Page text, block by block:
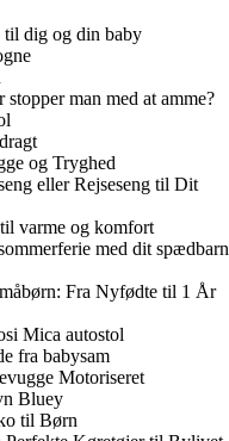
til dig og din baby
man med at amme?
og Tryghed
eller Rejseseng til Dit
varme og komfort
med dit spædbarn
Fra Nyfødte til 1 År
Mica autostol
fra babysam
Motoriseret
Bluey
til Børn